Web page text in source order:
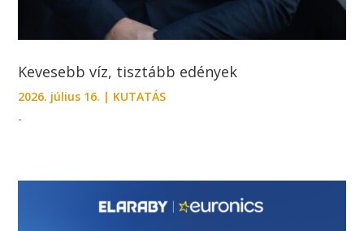
Kevesebb víz, tisztább edények
2026. július 16. | KUTATÁS
-